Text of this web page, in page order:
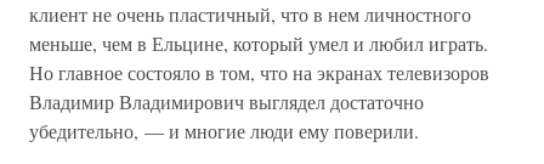
клиент не очень пластичный, что в нем личностного
меньше, чем в Ельцине, который умел и любил играть.
Но главное состояло в том, что на экранах телевизоров
Владимир Владимирович выглядел достаточно
убедительно, — и многие люди ему поверили.